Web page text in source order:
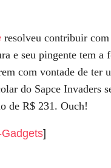
resolveu contribuir
e seu pingente tem a
com vontade de
do Sapce Invaders
de R$ 231. Ouch!
]